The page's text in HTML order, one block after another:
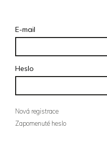
E-mail
Heslo
Nová registrace
Zapomenuté heslo